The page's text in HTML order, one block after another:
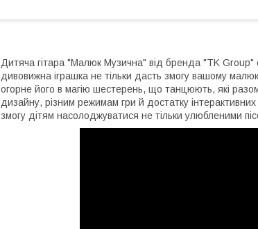
Дитяча гітара "Малюк Музична" від бренда "TK Group"
дивовижна іграшка не тільки дасть змогу вашому
огорне його в магію шестерень, що танцюють, які
дизайну, різним режимам гри й достатку
змогу дітям насолоджуватися не тільки улюбленими